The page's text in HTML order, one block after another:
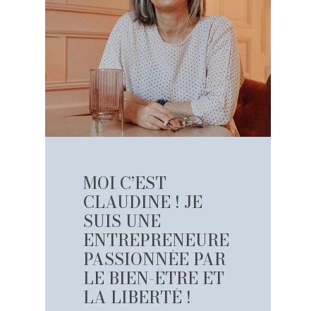
MOI C’EST
CLAUDINE ! JE
SUIS UNE
ENTREPRENEURE
PASSIONNÉE PAR
LE BIEN-ÊTRE ET
LA LIBERTÉ !